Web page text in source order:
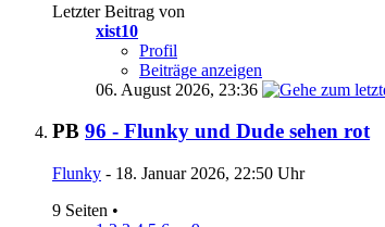
Letzter Beitrag von
xist10
Profil
Beiträge anzeigen
06. August 2026, 23:36
PB 96 - Flunky und Dude sehen rot
Flunky - 18. Januar 2026, 22:50 Uhr
9 Seiten •